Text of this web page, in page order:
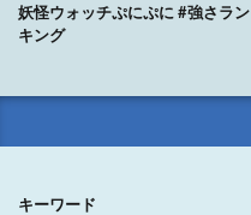
妖怪ウォッチぷにぷに #強さラン
キング
キーワード